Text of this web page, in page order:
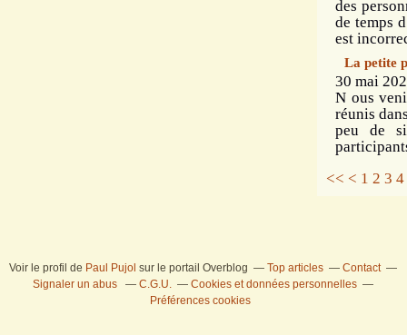
des
de temps
est
La petite
30 mai
N ous
réunis
peu de
<< < 1 2 3 4
Voir le profil de Paul Pujol sur le portail Overblog Top articles
Contact
Signaler un abus
C.G.U.
Cookies et données personnelles
Préférences cookies